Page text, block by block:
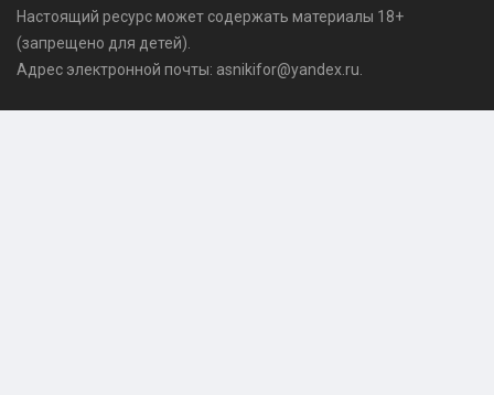
Настоящий ресурс может содержать материалы 18+
(запрещено для детей).
Адрес электронной почты: asnikifor@yandex.ru.